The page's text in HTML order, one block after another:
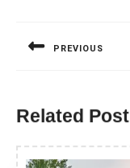
PREVIOUS
Related Post